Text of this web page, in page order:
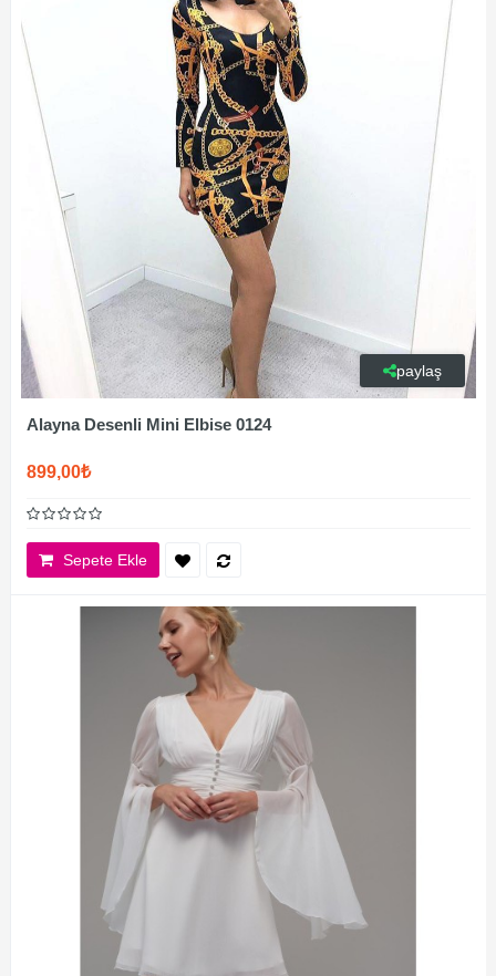
paylaş
Alayna Desenli Mini Elbise 0124
899,00₺
Sepete Ekle